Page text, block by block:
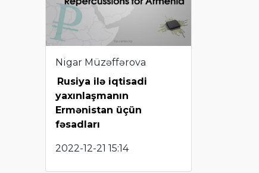
Nigar Müzəffərova
Rusiya ilə iqtisadi
yaxınlaşmanın
Ermənistan üçün
fəsadları
2022-12-21 15:14